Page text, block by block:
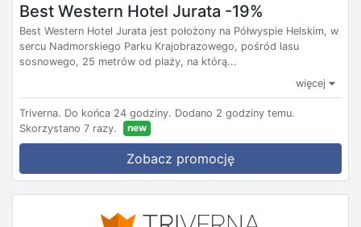
Best Western Hotel Jurata -19%
Best Western Hotel Jurata jest położony na Półwyspie Helskim, w
sercu Nadmorskiego Parku Krajobrazowego, pośród lasu
sosnowego, 25 metrów od plaży, na którą...
więcej
Triverna. Do końca 24 godziny. Dodano 2 godziny temu.
Skorzystano 7 razy.
new
Zobacz promocję